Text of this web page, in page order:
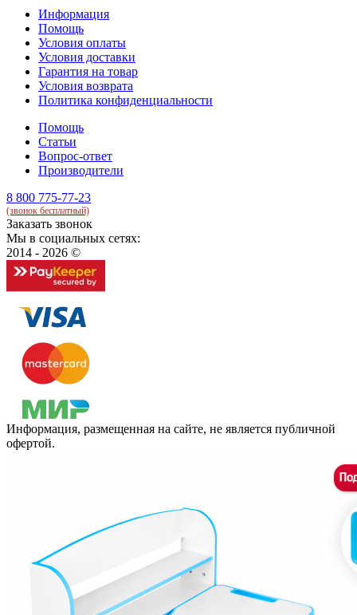
Информация
Помощь
Условия оплаты
Условия доставки
Гарантия на товар
Условия возврата
Политика конфиденциальности
Помощь
Статьи
Вопрос-ответ
Производители
8 800 775-77-23
(звонок бесплатный)
Заказать звонок
Мы в социальных сетях:
2014 - 2026 ©
Информация, размещенная на сайте, не является публичной
офертой.